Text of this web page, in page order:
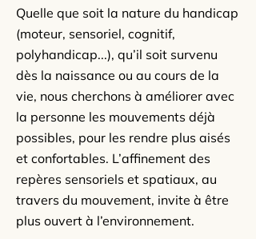
Quelle que soit la nature du handicap
(moteur, sensoriel, cognitif,
polyhandicap...), qu’il soit survenu
dès la naissance ou au cours de la
vie, nous cherchons à améliorer avec
la personne les mouvements déjà
possibles, pour les rendre plus aisés
et confortables. L’affinement des
repères sensoriels et spatiaux, au
travers du mouvement, invite à être
plus ouvert à l’environnement.